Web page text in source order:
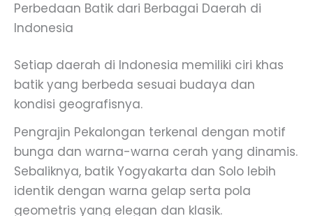
Perbedaan Batik dari Berbagai Daerah di
Indonesia
Setiap daerah di Indonesia memiliki ciri khas
batik yang berbeda sesuai budaya dan
kondisi geografisnya.
Pengrajin Pekalongan terkenal dengan motif
bunga dan warna-warna cerah yang dinamis.
Sebaliknya, batik Yogyakarta dan Solo lebih
identik dengan warna gelap serta pola
geometris yang elegan dan klasik.